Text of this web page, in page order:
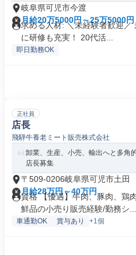
岐阜県可児市今渡
月給20万5000円～25万5000円
求める人材: ＼未経験者歓迎／
に研修も充実！ 20代活...
即日勤務OK
正社員
店長
飛騨牛養老ミート販売株式会社
卸業、生産、小売、輸出へと多角
店長募集
〒509-0206岐阜県可児市土田
月給28万円～40万円
資格 【優遇】牛肉、豚肉、鶏
鮮品の小売り販売経験/勤務シ...
車通勤OK 賞与あり +1個